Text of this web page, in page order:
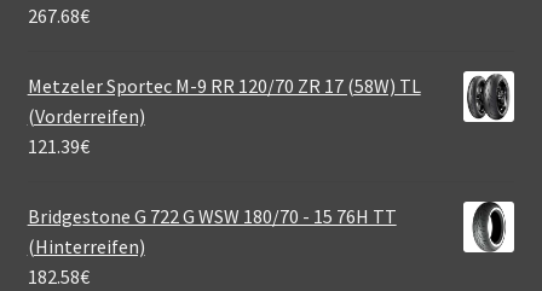
267.68€
Metzeler Sportec M-9 RR 120/70 ZR 17 (58W) TL
(Vorderreifen)
121.39€
Bridgestone G 722 G WSW 180/70 - 15 76H TT
(Hinterreifen)
182.58€